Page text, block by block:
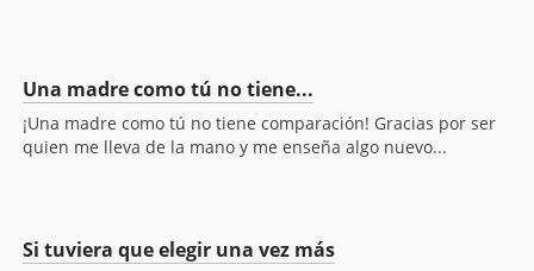
Una madre como tú no tiene...
¡Una madre como tú no tiene comparación! Gracias por ser
quien me lleva de la mano y me enseña algo nuevo...
Si tuviera que elegir una vez más